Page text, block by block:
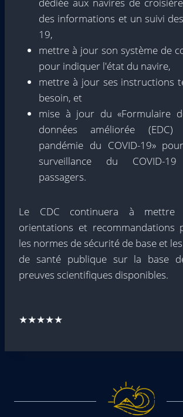
des informations et un suivi
19,
mettre à jour son système de
pour indiquer l'état du navire,
mettre à jour ses instructions
besoin, et
mise à jour du «Formulaire
données améliorée
pandémie du COVID-19»
surveillance du COVID-
passagers.
Le CDC continuera à
orientations et recommandations
les normes de sécurité de base et
de santé publique sur la base
preuves scientifiques disponibles.
★★★★★